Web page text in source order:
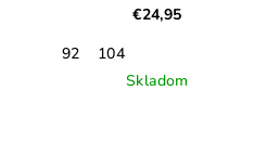
€24,95
92
104
Skladom